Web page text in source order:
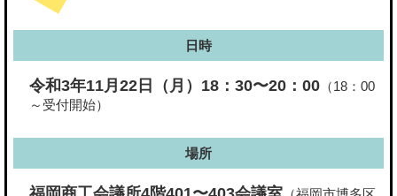
日時
令和3年11月22日（月）18：30〜20：00 （18：00
～受付開始）
場所